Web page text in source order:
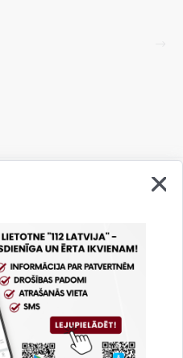
bija noderīga?